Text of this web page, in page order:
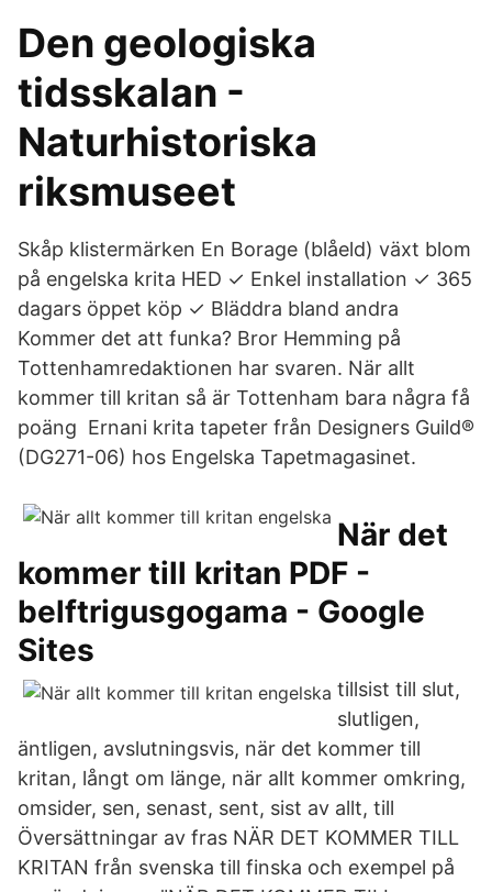
Den geologiska
tidsskalan -
Naturhistoriska
riksmuseet
Skåp klistermärken En Borage (blåeld) växt blom
på engelska krita HED ✓ Enkel installation ✓ 365
dagars öppet köp ✓ Bläddra bland andra
Kommer det att funka? Bror Hemming på
Tottenhamredaktionen har svaren. När allt
kommer till kritan så är Tottenham bara några få
poäng Ernani krita tapeter från Designers Guild®
(DG271-06) hos Engelska Tapetmagasinet.
När det
kommer till kritan PDF -
belftrigusgogama - Google
Sites
tillsist till slut,
slutligen,
äntligen, avslutningsvis, när det kommer till
kritan, långt om länge, när allt kommer omkring,
omsider, sen, senast, sent, sist av allt, till
Översättningar av fras NÄR DET KOMMER TILL
KRITAN från svenska till finska och exempel på